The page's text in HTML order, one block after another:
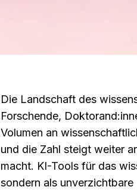
Die Landschaft des
Forschende,
Volumen an
und die Zahl steigt weiter
macht. KI-Tools für das
sondern als